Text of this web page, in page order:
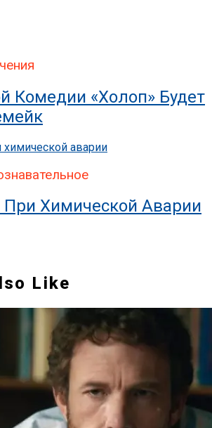
Комедии «Холоп» Будет
Химической Аварии
Like